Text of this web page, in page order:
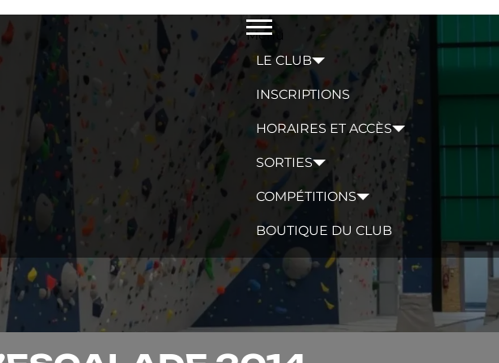
Menu
LE CLUB
INSCRIPTIONS
HORAIRES ET ACCÈS
SORTIES
COMPÉTITIONS
BOUTIQUE DU CLUB